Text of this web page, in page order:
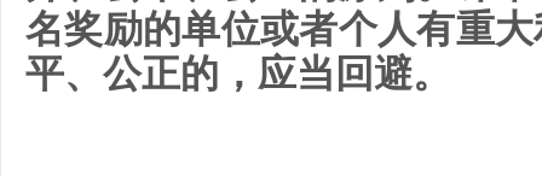
名奖励的单位或者个人有重
平、公正的，应当回避。